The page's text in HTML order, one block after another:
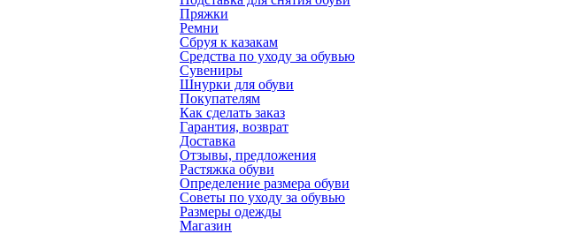
Пряжки
Ремни
Сбруя к казакам
Средства по уходу за обувью
Сувениры
Шнурки для обуви
Покупателям
Как сделать заказ
Гарантия, возврат
Доставка
Отзывы, предложения
Растяжка обуви
Определение размера обуви
Советы по уходу за обувью
Размеры одежды
Магазин